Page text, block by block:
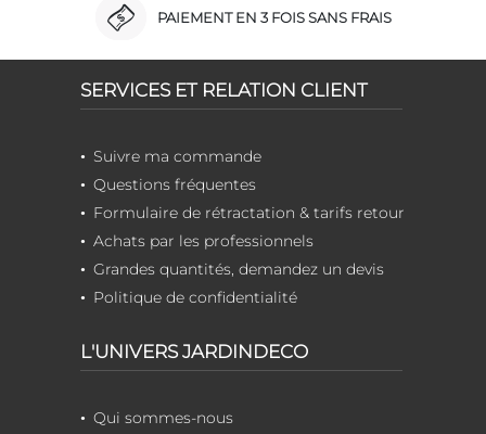
PAIEMENT EN 3 FOIS SANS FRAIS
SERVICES ET RELATION CLIENT
Suivre ma commande
Questions fréquentes
Formulaire de rétractation & tarifs retour
Achats par les professionnels
Grandes quantités, demandez un devis
Politique de confidentialité
L'UNIVERS JARDINDECO
Qui sommes-nous